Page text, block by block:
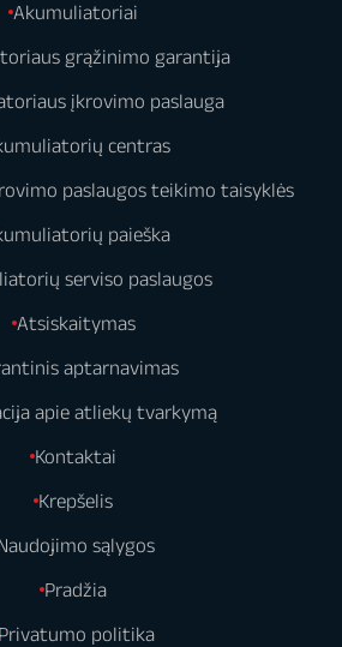
Akumuliatoriai
grąžinimo garantija
įkrovimo paslauga
centras
paslaugos teikimo taisyklės
paieška
serviso paslaugos
Atsiskaitymas
aptarnavimas
apie atliekų tvarkymą
Kontaktai
Krepšelis
sąlygos
Pradžia
politika